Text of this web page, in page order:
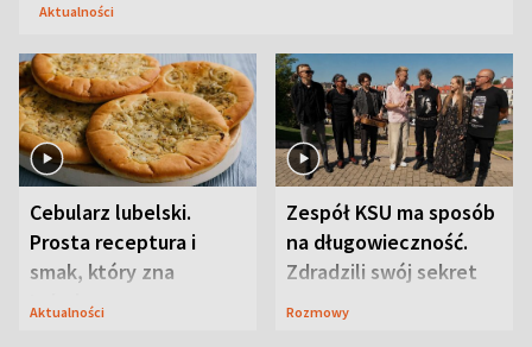
Aktualności
Cebularz lubelski.
Prosta receptura i
smak, który zna
Lubelszczyzna
Aktualności
Zespół KSU ma sposób
na długowieczność.
Zdradzili swój sekret
Rozmowy